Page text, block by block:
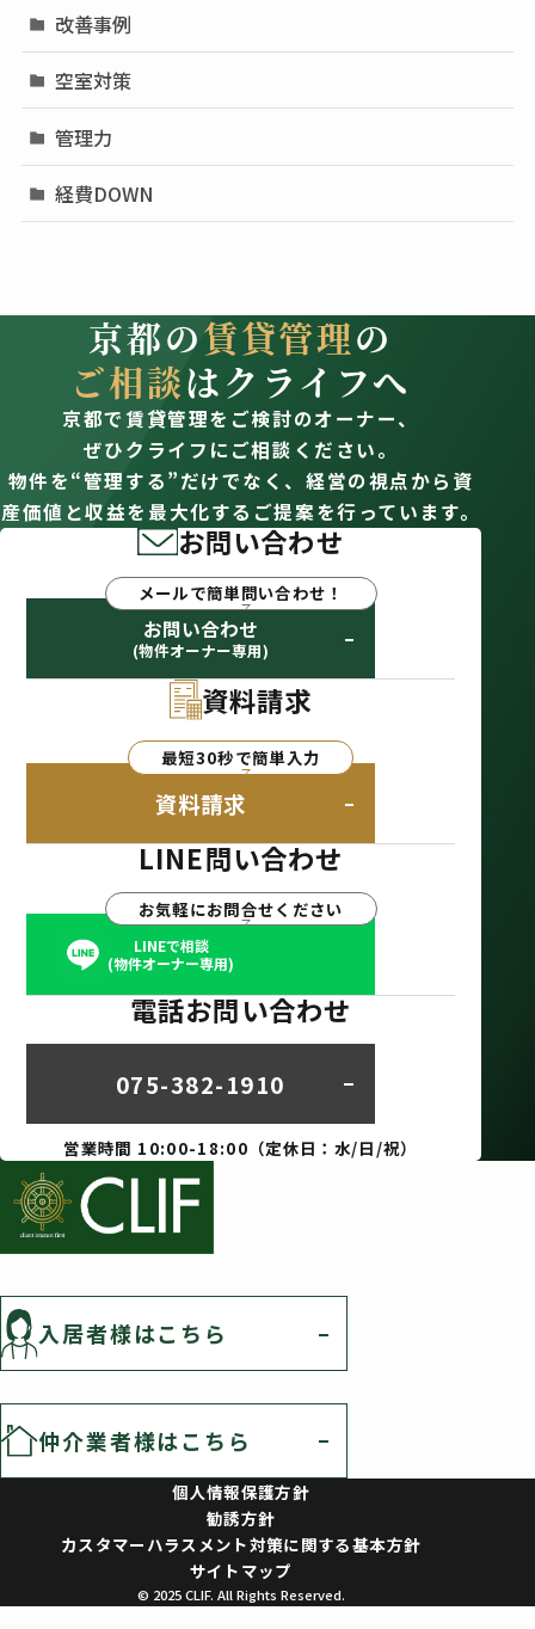
改善事例
空室対策
管理力
経費DOWN
京都の賃貸管理の
ご相談はクライフへ
京都で賃貸管理をご検討のオーナー、
ぜひクライフにご相談ください。
物件を“管理する”だけでなく、経営の視点から資
産価値と収益を最大化するご提案を行っています。
お問い合わせ
メールで簡単問い合わせ！
お問い合わせ
(物件オーナー専用)
資料請求
最短30秒で簡単入力
資料請求
LINE問い合わせ
お気軽にお問合せください
LINEで相談
(物件オーナー専用)
電話お問い合わせ
075-382-1910
営業時間 10:00-18:00（定休日：水/日/祝）
入居者様はこちら
仲介業者様はこちら
個人情報保護方針
勧誘方針
カスタマーハラスメント対策に関する基本方針
サイトマップ
© 2025 CLIF. All Rights Reserved.